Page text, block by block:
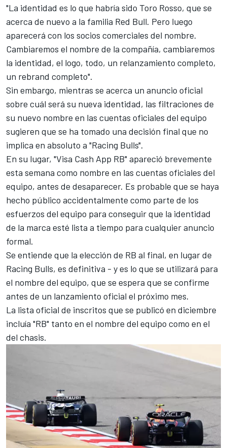
"La identidad es lo que habría sido Toro Rosso, que se
acerca de nuevo a la familia Red Bull. Pero luego
aparecerá con los socios comerciales del nombre.
Cambiaremos el nombre de la compañía, cambiaremos
la identidad, el logo, todo, un relanzamiento completo,
un rebrand completo".
Sin embargo, mientras se acerca un anuncio oficial
sobre cuál será su nueva identidad, las filtraciones de
su nuevo nombre en las cuentas oficiales del equipo
sugieren que se ha tomado una decisión final que no
implica en absoluto a "Racing Bulls".
En su lugar, "Visa Cash App RB" apareció brevemente
esta semana como nombre en las cuentas oficiales del
equipo, antes de desaparecer. Es probable que se haya
hecho público accidentalmente como parte de los
esfuerzos del equipo para conseguir que la identidad
de la marca esté lista a tiempo para cualquier anuncio
formal.
Se entiende que la elección de RB al final, en lugar de
Racing Bulls, es definitiva - y es lo que se utilizará para
el nombre del equipo, que se espera que se confirme
antes de un lanzamiento oficial el próximo mes.
La lista oficial de inscritos que se publicó en diciembre
incluía "RB" tanto en el nombre del equipo como en el
del chasis.